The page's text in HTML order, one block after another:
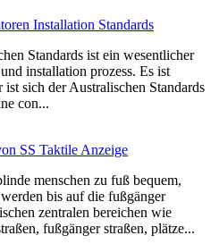
Installation Standards
Standards ist ein wesentlicher
installation prozess. Es ist
sich der Australischen Standards
con...
SS Taktile Anzeige
menschen zu fuß bequem,
bis auf die fußgänger
zentralen bereichen wie
fußgänger straßen, plätze...